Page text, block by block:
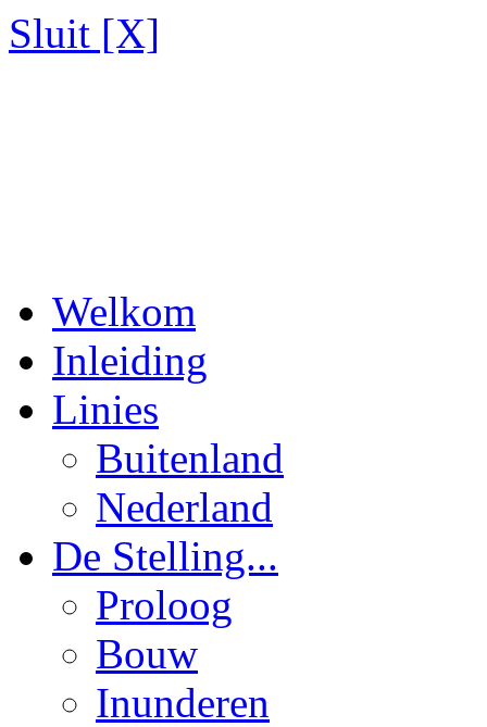
Sluit [X]
Welkom
Inleiding
Linies
Buitenland
Nederland
De Stelling...
Proloog
Bouw
Inunderen